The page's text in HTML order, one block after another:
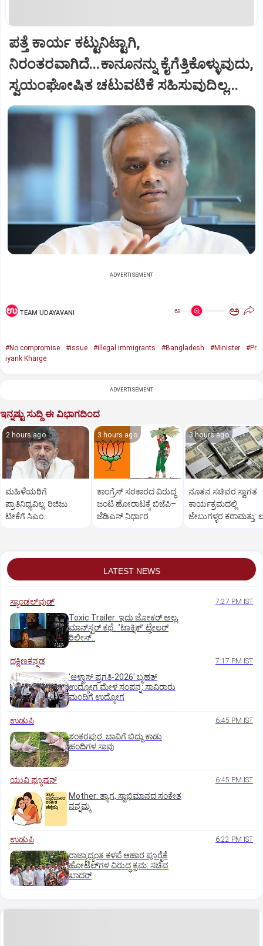
ಪತ್ತೆ ಕಾರ್ಯ ಕಟ್ಟುನಿಟ್ಟಾಗಿ,
ನಿರಂತರವಾಗಿದೆ...ಕಾನೂನನ್ನು ಕೈಗೆತ್ತಿಕೊಳ್ಳುವುದು,
ಸ್ವಯಂಘೋಷಿತ ಚಟುವಟಿಕೆ ಸಹಿಸುವುದಿಲ್ಲ...
ADVERTISEMENT
TEAM UDAYAVANI ಅ ಅ
#No compromise #issue #illegal immigrants #Bangladesh #Minister
#Pr
iyank Kharge
ADVERTISEMENT
ಇನ್ನಷ್ಟು ಸುದ್ದಿ ಈ ವಿಭಾಗದಿಂದ
2 hours ago
ಮಹಿಳೆಯರಿಗೆ
ಪ್ರಾತಿನಿಧ್ಯವಿಲ್ಲ: ರಿಜಿಜು
ಟೀಕೆಗೆ ಸಿಎಂ
3 hours ago
ಕಾಂಗ್ರೆಸ್‌ ಸರಕಾರದ ವಿರುದ್ಧ
ಜಂಟಿ ಹೋರಾಟಕ್ಕೆ ಬಿಜೆಪಿ–
ಜೆಡಿಎಸ್‌ ನಿರ್ಧಾರ
3 hours ago
ನೂತನ ಸಚಿವರ ಸ್ವಾಗತ
ಕಾರ್ಯಕ್ರಮದಲ್ಲಿ
ಜೇಬುಗಳ್ಳರ ಕರಾಮತ್ತು:
LATEST NEWS
ಸ್ಯಾಂಡಲ್‌ವುಡ್‌ 7:27 PM IST
Toxic Trailer: ಇದು ಜೋಕರ್‌ ಅಲ್ಲ,
ಮಾನ್‌ಸ್ಟರ್‌ ಕಥೆ.. ʼಟಾಕ್ಸಿಕ್‌ʼ ಟ್ರೇಲರ್‌
ರಿಲೀಸ್..
ದಕ್ಷಿಣಕನ್ನಡ 7:17 PM IST
'ಆಳ್ವಾಸ್‌ ಪ್ರಗತಿ-2026' ಬೃಹತ್
ಉದ್ಯೋಗ ಮೇಳ ಸಂಪನ್ನ: ಸಾವಿರಾರು
ಮಂದಿಗೆ ಉದ್ಯೋಗ
ಉಡುಪಿ 6:45 PM IST
ಶಂಕರಪುರ: ಬಾವಿಗೆ ಬಿದ್ದು ಕಾಡು
ಹಂದಿಗಳ ಸಾವು
ಯುವಿ ಫ್ಯೂಷನ್ 6:45 PM IST
Mother: ತ್ಯಾಗ, ಸ್ವಾಭಿಮಾನದ ಸಂಕೇತ
ನನ್ನಮ್ಮ
ಉಡುಪಿ 6:22 PM IST
ರಾಜ್ಯಾದ್ಯಂತ ಕಳಪೆ ಆಹಾರ ಪೂರೈಕೆ
ಹೋಟೆಲ್‌ಗಳ ವಿರುದ್ಧ ಕ್ರಮ: ಸಚಿವ
ಖಾದರ್